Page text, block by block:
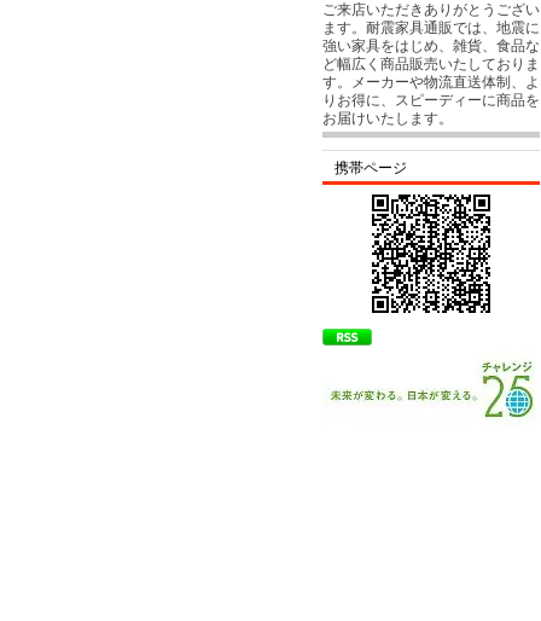
ご来店いただきありがとうござい
ます。耐震家具通販では、地震に
強い家具をはじめ、雑貨、食品な
ど幅広く商品販売いたしておりま
す。メーカーや物流直送体制、よ
りお得に、スピーディーに商品を
お届けいたします。
携帯ページ